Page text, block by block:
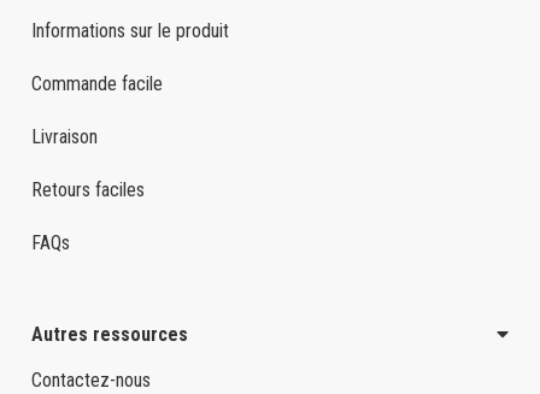
Informations sur le produit
Commande facile
Livraison
Retours faciles
FAQs
Autres ressources
Contactez-nous